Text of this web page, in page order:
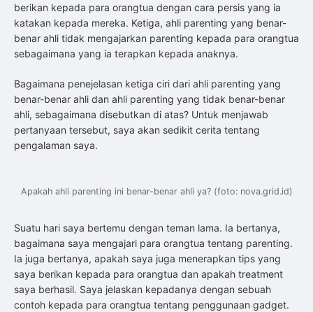
berikan kepada para orangtua dengan cara persis yang ia
katakan kepada mereka. Ketiga, ahli parenting yang benar-
benar ahli tidak mengajarkan parenting kepada para orangtua
sebagaimana yang ia terapkan kepada anaknya.
Bagaimana penejelasan ketiga ciri dari ahli parenting yang
benar-benar ahli dan ahli parenting yang tidak benar-benar
ahli, sebagaimana disebutkan di atas? Untuk menjawab
pertanyaan tersebut, saya akan sedikit cerita tentang
pengalaman saya.
Apakah ahli parenting ini benar-benar ahli ya? (foto: nova.grid.id)
Suatu hari saya bertemu dengan teman lama. Ia bertanya,
bagaimana saya mengajari para orangtua tentang parenting.
Ia juga bertanya, apakah saya juga menerapkan tips yang
saya berikan kepada para orangtua dan apakah treatment
saya berhasil. Saya jelaskan kepadanya dengan sebuah
contoh kepada para orangtua tentang penggunaan gadget.